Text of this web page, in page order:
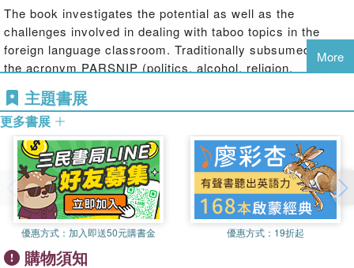
The book investigates the potential as well as the
challenges involved in dealing with taboo topics in the
foreign language classroom. Traditionally subsumed under
the acronym PARSNIP (politics, alcohol, religion,
controversial topics such as disability, racism, conspiracy
theories and taboo language can be integrated into
conceptual teaching frameworks and teaching practice,
this edited volume draws on examples from literary texts
and pop culture such as young adult novels, music videos,
or rap songs and investigates their potential for developing
critical literacies. The book considers foreign language
teaching outside of English teaching contexts and sets the
groundwork for addressing the integration of taboo topics
More
主題書展
更多書展
優惠方式： 加入即送50元購書金 優惠方式： 19折起
購物須知